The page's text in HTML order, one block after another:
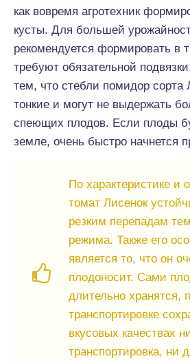
как вовремя агротехник
кусты. Для большей
рекомендуется формировать в
требуют обязательной
тем, что стебли помидор сорта
тонкие и могут не выдержать
спеющих плодов. Если плоды
земле, очень быстро начнется
По характеристике и
томат Лисенок
резким перепадам
режима. Также его
является то, что он
плодоносит. Сами
длительно хранятся,
транспортировке
вкусовых качествах
транспортировка, ни